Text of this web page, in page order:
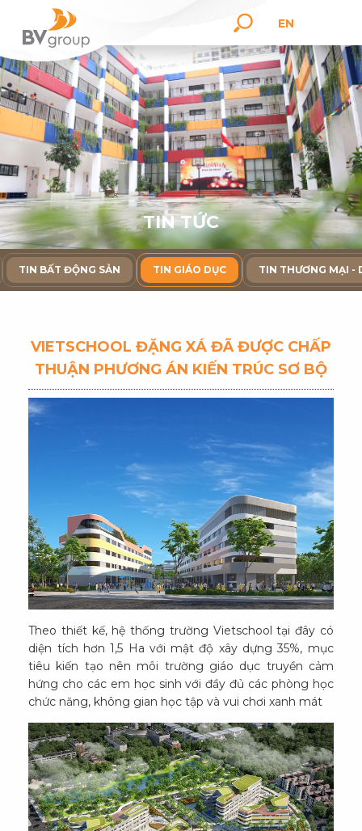
EN
TIN TỨC
TIN BẤT ĐỘNG SẢN TIN GIÁO DỤC TIN THƯƠNG MẠI -
VIETSCHOOL ĐẶNG XÁ ĐÃ ĐƯỢC CHẤP
THUẬN PHƯƠNG ÁN KIẾN TRÚC SƠ BỘ
Theo thiết kế, hệ thống trường Vietschool tại đây có
diện tích hơn 1,5 Ha với mật độ xây dựng 35%, mục
tiêu kiến tạo nên môi trường giáo dục truyền cảm
hứng cho các em học sinh với đầy đủ các phòng học
chức năng, không gian học tập và vui chơi xanh mát